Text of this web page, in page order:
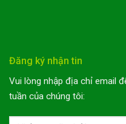
Đăng ký nhận tin
Vui lòng nhập địa chỉ email
tuần của chúng tôi: